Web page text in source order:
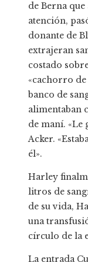
de Berna
atención,
donante de
extrajeran
costado
«cachorro
banco de
alimentaban
de maní. «Le
Acker.
él».
Harley
litros de
de su vida,
una
círculo de la
La entrada